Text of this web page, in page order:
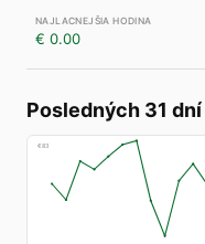
€ 0.00
Posledných 31 dní
€83